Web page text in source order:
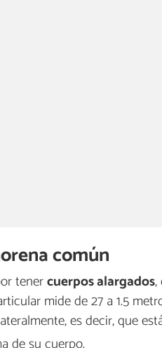
común
tenercuerpos alargados,
mide de 27 a 1.5
es decir, que